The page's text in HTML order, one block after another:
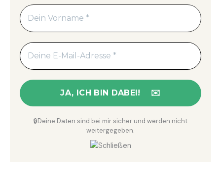
🔒Deine Daten sind bei mir sicher und werden nicht
weitergegeben.